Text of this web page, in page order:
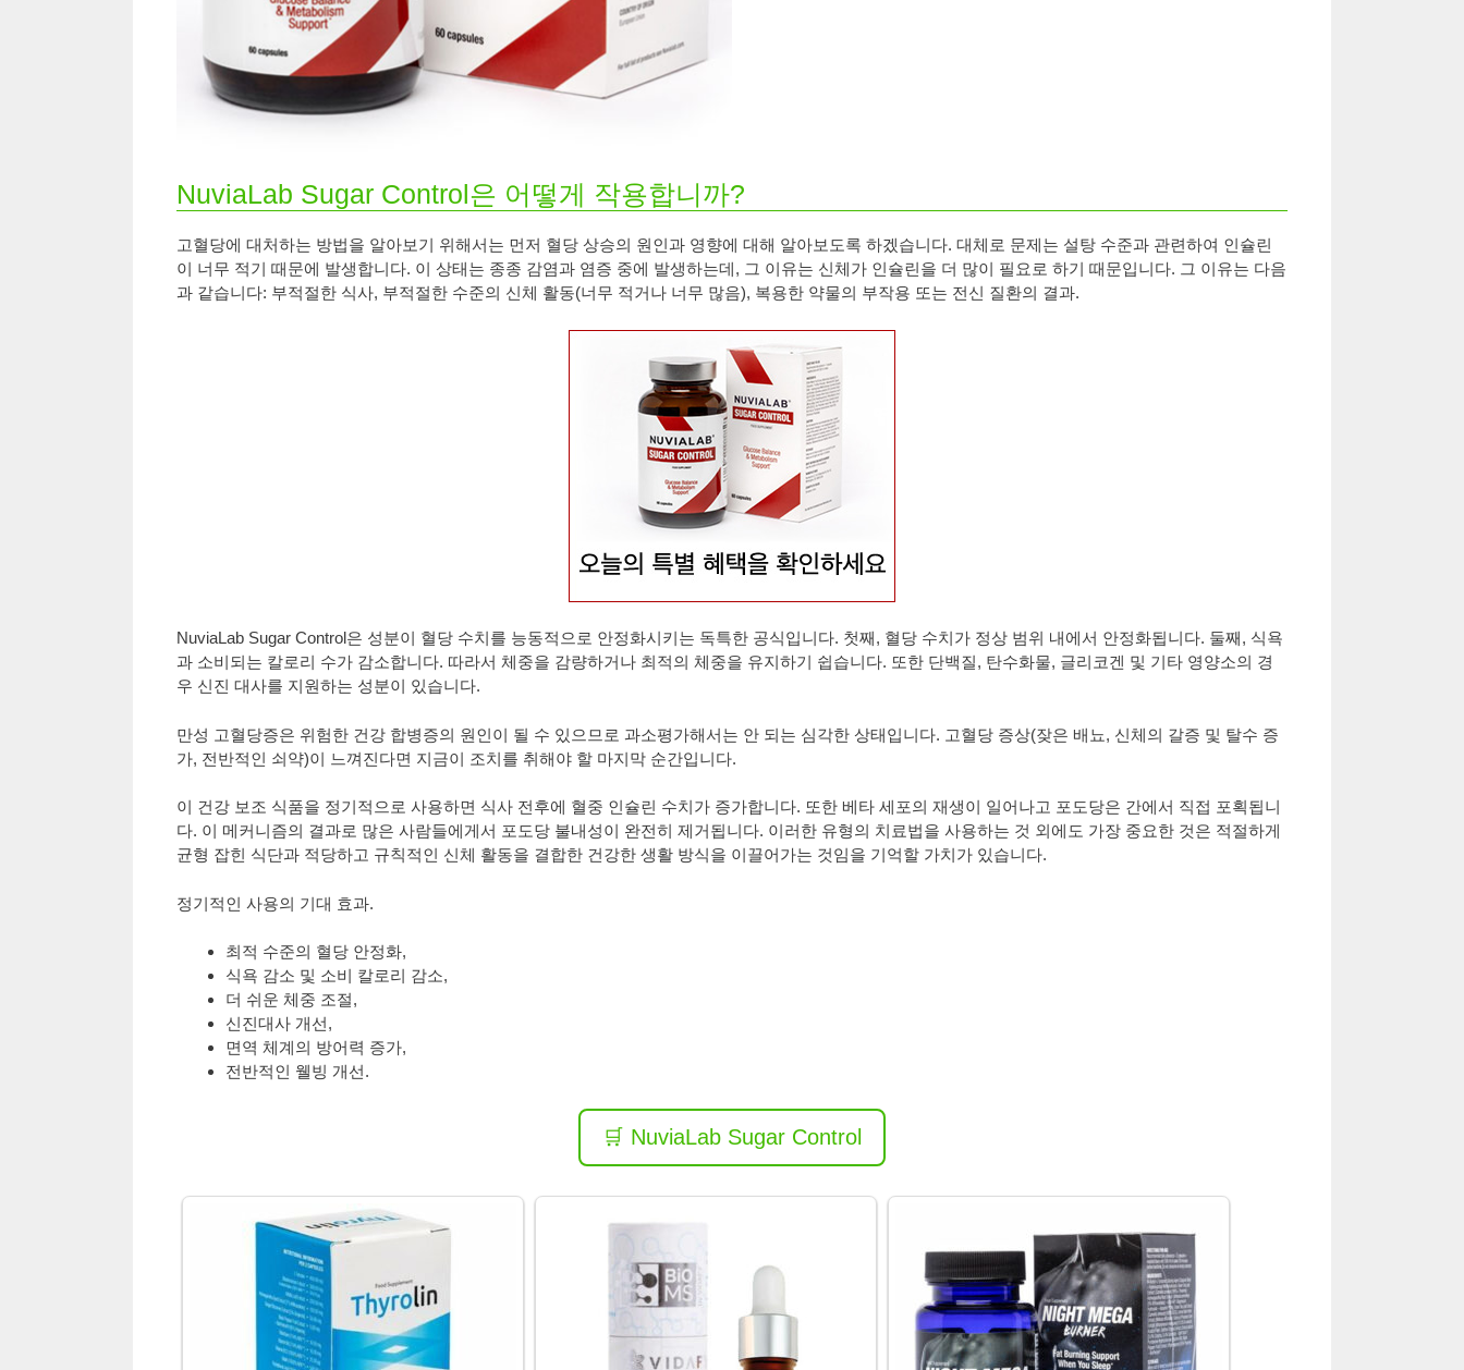
NuviaLab Sugar Control은 어떻게 작용합니까?
고혈당에 대처하는 방법을 알아보기 위해서는 먼저 혈당 상승의 원인과 영향에 대해 알아보도록 하겠습니다. 대체로 문제는 설탕 수준과 관련하여 인슐린
이 너무 적기 때문에 발생합니다. 이 상태는 종종 감염과 염증 중에 발생하는데, 그 이유는 신체가 인슐린을 더 많이 필요로 하기 때문입니다. 그 이유는 다음
과 같습니다: 부적절한 식사, 부적절한 수준의 신체 활동(너무 적거나 너무 많음), 복용한 약물의 부작용 또는 전신 질환의 결과.
NuviaLab Sugar Control은 성분이 혈당 수치를 능동적으로 안정화시키는 독특한 공식입니다. 첫째, 혈당 수치가 정상 범위 내에서 안정화됩니다. 둘째, 식욕
과 소비되는 칼로리 수가 감소합니다. 따라서 체중을 감량하거나 최적의 체중을 유지하기 쉽습니다. 또한 단백질, 탄수화물, 글리코겐 및 기타 영양소의 경
우 신진 대사를 지원하는 성분이 있습니다.
만성 고혈당증은 위험한 건강 합병증의 원인이 될 수 있으므로 과소평가해서는 안 되는 심각한 상태입니다. 고혈당 증상(잦은 배뇨, 신체의 갈증 및 탈수 증
가, 전반적인 쇠약)이 느껴진다면 지금이 조치를 취해야 할 마지막 순간입니다.
이 건강 보조 식품을 정기적으로 사용하면 식사 전후에 혈중 인슐린 수치가 증가합니다. 또한 베타 세포의 재생이 일어나고 포도당은 간에서 직접 포획됩니
다. 이 메커니즘의 결과로 많은 사람들에게서 포도당 불내성이 완전히 제거됩니다. 이러한 유형의 치료법을 사용하는 것 외에도 가장 중요한 것은 적절하게
균형 잡힌 식단과 적당하고 규칙적인 신체 활동을 결합한 건강한 생활 방식을 이끌어가는 것임을 기억할 가치가 있습니다.
정기적인 사용의 기대 효과.
최적 수준의 혈당 안정화,
식욕 감소 및 소비 칼로리 감소,
더 쉬운 체중 조절,
신진대사 개선,
면역 체계의 방어력 증가,
전반적인 웰빙 개선.
🛒 NuviaLab Sugar Control